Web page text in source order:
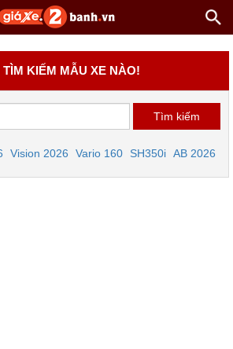
TÌM KIẾM MẪU XE NÀO!
Vision 2026 Vario 160 SH350i AB 2026